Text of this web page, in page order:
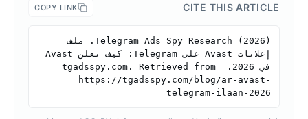
CITE THIS ARTICLE
COPY LINK
Telegram Ads Spy Research (2026). ملف
في 2026. tgadsspy.com. Retrieved from
https://tgadsspy.com/blog/ar-avast-
telegram-ilaan-2026